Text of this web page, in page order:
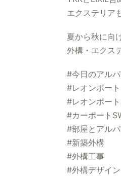
エクステリア
夏から秋に向
外構・エクス
#今日のアル
#レオンポート
#レオンポー
#カーポート
#部屋とアル
#新築外構
#外構工事
#外構デザイン